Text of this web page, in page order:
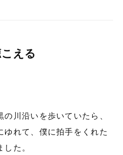
える
川沿いを歩いていたら、
ゆれて、僕に拍手をくれた
た。